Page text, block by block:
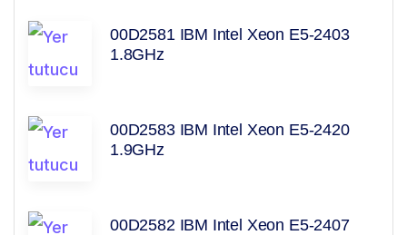
00D2581 IBM Intel Xeon E5-2403
1.8GHz
00D2583 IBM Intel Xeon E5-2420
1.9GHz
00D2582 IBM Intel Xeon E5-2407